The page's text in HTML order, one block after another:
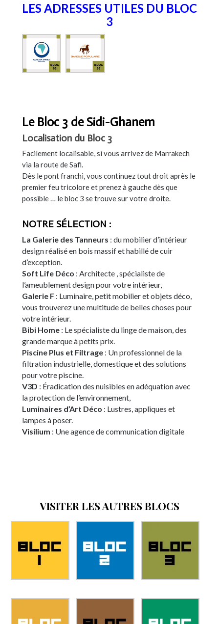
LES ADRESSES UTILES DU BLOC
3
Le Bloc 3 de Sidi-Ghanem
Localisation du Bloc 3
Facilement localisable, si vous arrivez de Marrakech
via la route de Safi.
Dès le pont franchi, vous continuez tout droit après le
premier feu tricolore et prenez à gauche dès que
possible … le bloc 3 se trouve sur votre droite.
NOTRE SÉLECTION :
La Galerie des Tanneurs : du mobilier d’intérieur
design réalisé en bois massif et habillé de cuir
d’exception.
Soft Life Déco : Architecte , spécialiste de
l’ameublement design pour votre intérieur,
Galerie F: Luminaire, petit mobilier et objets déco,
vous trouverez une multitude de belles choses pour
votre intérieur.
Bibi Home: Le spécialiste du linge de maison, des
grande marque à petits prix.
Piscine Plus et Filtrage: Un professionnel de la
filtration industrielle, domestique et des solutions
pour votre piscine.
V3D : Éradication des nuisibles en adéquation avec
la protection de l’environnement,
Luminaires d’Art Déco : Lustres, appliques et
lampes à poser.
Visilium : Une agence de communication digitale
VISITER LES AUTRES BLOCS